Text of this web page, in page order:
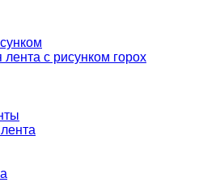
лента с рисунком горох